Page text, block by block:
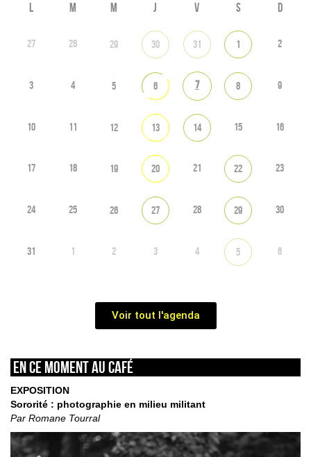
L M M J V S D
27 28 29 30 31 1 2
3 4 5 6 7 8 9
10 11 12 13 14 15 16
17 18 19 20 21 22 23
24 25 26 27 28 29 30
31 1 2 3 4 5 6
Voir tout l'agenda
En ce moment au café
EXPOSITION
Sororité : photographie en milieu militant
Par Romane Tourral